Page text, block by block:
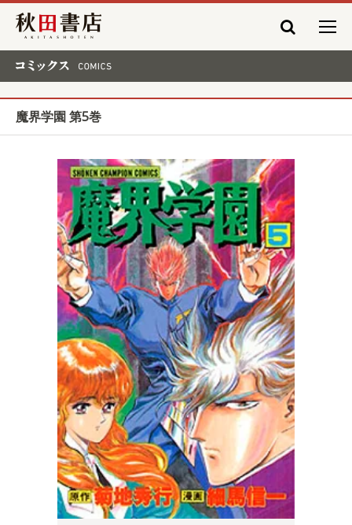
秋田書店
魔界学園 第5巻